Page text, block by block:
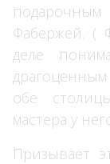
Фабержей. (
деле
обе
мастера у
Призывает